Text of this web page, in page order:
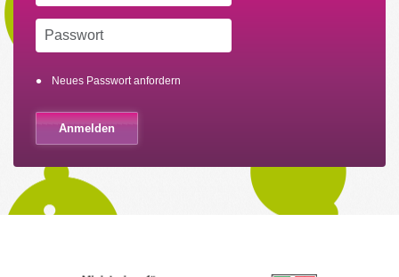
Neues Passwort anfordern